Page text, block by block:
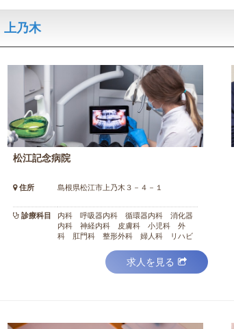
上乃木
松江記念病院
住所 島根県松江市上乃木３－４－１
診療科目
内科 呼吸器内科 循環器内科 消化器
内科 神経内科 皮膚科 小児科 外
科 肛門科 整形外科 婦人科 リハビ
求人を見る